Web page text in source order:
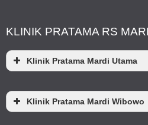
KLINIK PRATAMA RS
Klinik Pratama Mardi Utama
Klinik Pratama Mardi Wibowo